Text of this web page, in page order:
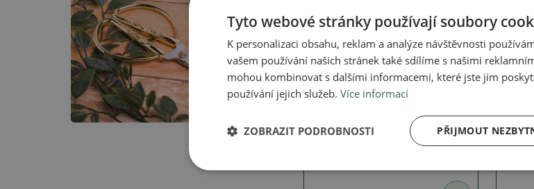
Pepřovník - koření dlouhověkosti
Pokojová bonsai -
Zantoxylum piperitum -
Tyto webové stránky používají soubory
K personalizaci obsahu, reklam a analýze návštěvnosti
vašem používání našich stránek také sdílíme s našimi
mohou kombinovat s dalšími informacemi, které jste jim
používání jejich služeb. Více informací
PŘIJMOUT
ZOBRAZIT PODROBNOSTI